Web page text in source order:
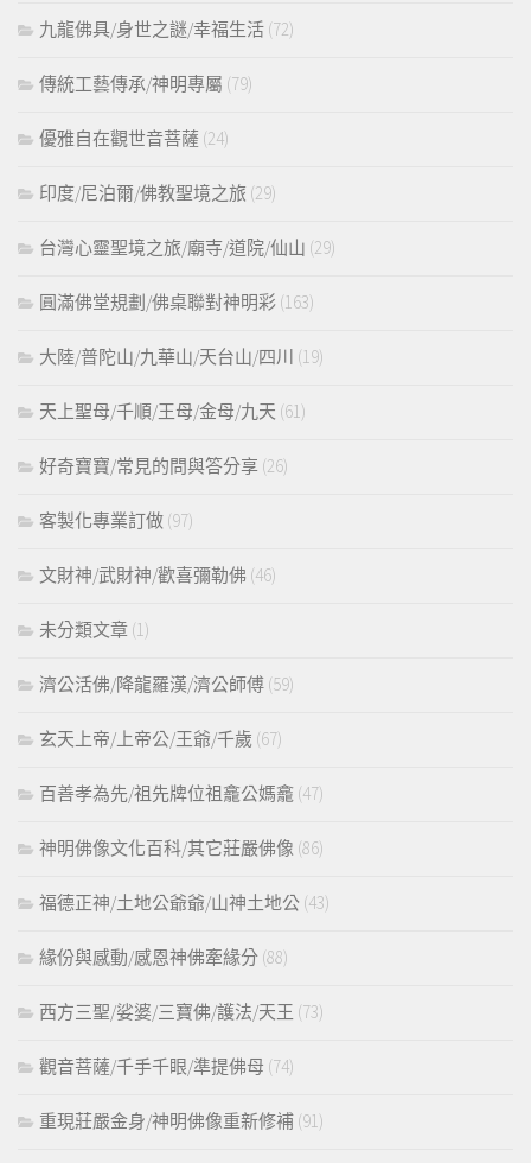
九龍佛具/身世之謎/幸福生活 (72)
傳統工藝傳承/神明專屬 (79)
優雅自在觀世音菩薩 (24)
印度/尼泊爾/佛教聖境之旅 (29)
台灣心靈聖境之旅/廟寺/道院/仙山 (29)
圓滿佛堂規劃/佛桌聯對神明彩 (163)
大陸/普陀山/九華山/天台山/四川 (19)
天上聖母/千順/王母/金母/九天 (61)
好奇寶寶/常見的問與答分享 (26)
客製化專業訂做 (97)
文財神/武財神/歡喜彌勒佛 (46)
未分類文章 (1)
濟公活佛/降龍羅漢/濟公師傅 (59)
玄天上帝/上帝公/王爺/千歲 (67)
百善孝為先/祖先牌位祖龕公媽龕 (47)
神明佛像文化百科/其它莊嚴佛像 (86)
福德正神/土地公爺爺/山神土地公 (43)
緣份與感動/感恩神佛牽緣分 (88)
西方三聖/娑婆/三寶佛/護法/天王 (73)
觀音菩薩/千手千眼/準提佛母 (74)
重現莊嚴金身/神明佛像重新修補 (91)